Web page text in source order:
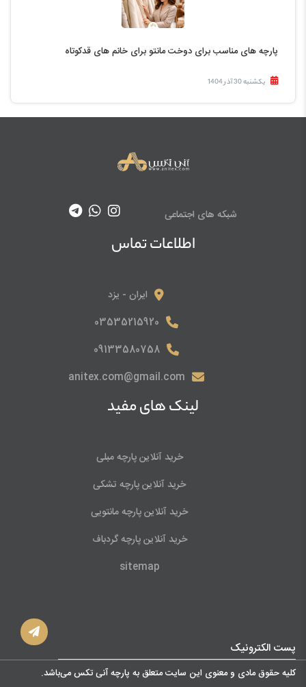
پارچه های مناسب برای دوخت مانتو برای خانم های قدکوتاه
یکشنبه 30 آذر 1404
شبکه های اجتماعی
اطلاعات تماس
ایران - یزد
03535215920
09133580758
anitex.com@gmail.com
لینک های مفید
خرید آنلاین پارچه مبلی
خرید آنلاین پارچه تشکی
خرید آنلاین پارچه مانتویی
خرید آنلاین پارچه گردباف
sitemap
پست الکترونیک
کليه حقوق مادی و معنوی اين سايت متعلق به پارچه آنی تکس می‌باشد.